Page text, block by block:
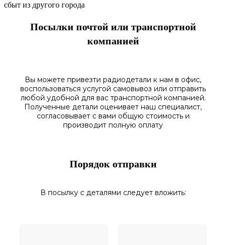
сбыт из другого города
Посылки почтой или транспортной
компанией
Вы можете привезти радиодетали к нам в офис,
воспользоваться услугой самовывоз или отправить
любой удобной для вас транспортной компанией.
Полученные детали оценивает наш специалист,
согласовываетс вами общую стоимость и
производит полную оплату
Порядок отправки
В посылку с деталями следует вложить: